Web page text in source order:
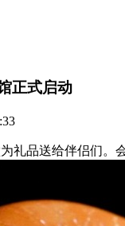
正式启动
品送给伴侣们。会